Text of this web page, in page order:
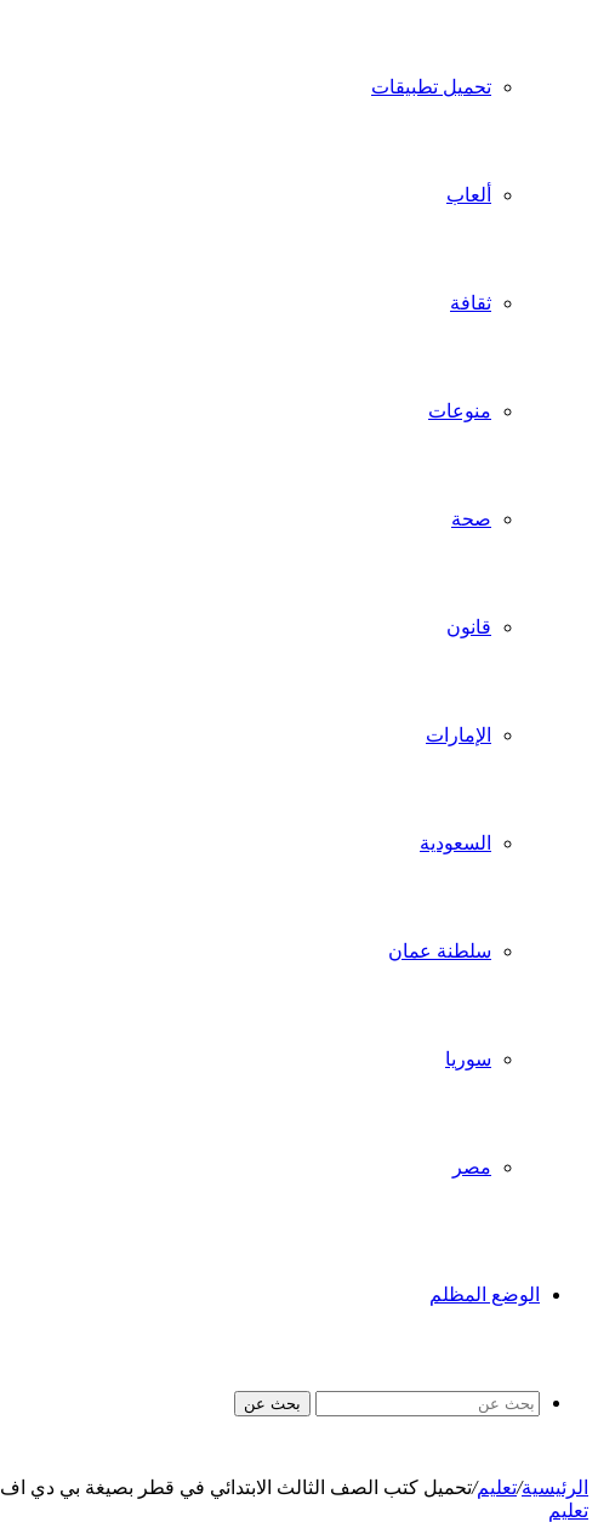
تحميل تطبيقات
ألعاب
ثقافة
منوعات
صحة
قانون
الإمارات
السعودية
سلطنة عمان
سوريا
مصر
الوضع المظلم
بحث عن
الرئيسية/تعليم/تحميل كتب الصف الثالث الابتدائي في قطر بصيغة بي دي اف
تعليم